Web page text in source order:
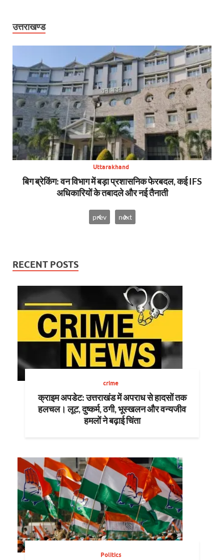
उत्तराखण्ड
Uttarakhand
बिग ब्रेकिंग: वन विभाग में बड़ा प्रशासनिक फेरबदल, कई IFS
अधिकारियों के तबादले और नई तैनाती
prev next
RECENT POSTS
crime
क्राइम अपडेट: उत्तराखंड में अपराध से हादसों तक
हलचल। लूट, दुष्कर्म, ठगी, भूस्खलन और वन्यजीव
हमलों ने बढ़ाई चिंता
Politics